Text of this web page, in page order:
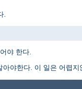
.
야 한다.
야한다. 이 일은 어렵